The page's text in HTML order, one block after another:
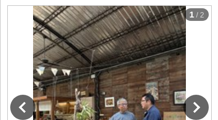
下一張
1 / 2